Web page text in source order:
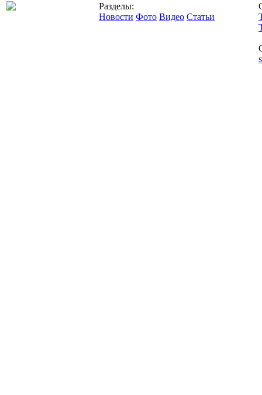
Разделы:
Новости Фото Видео Статьи